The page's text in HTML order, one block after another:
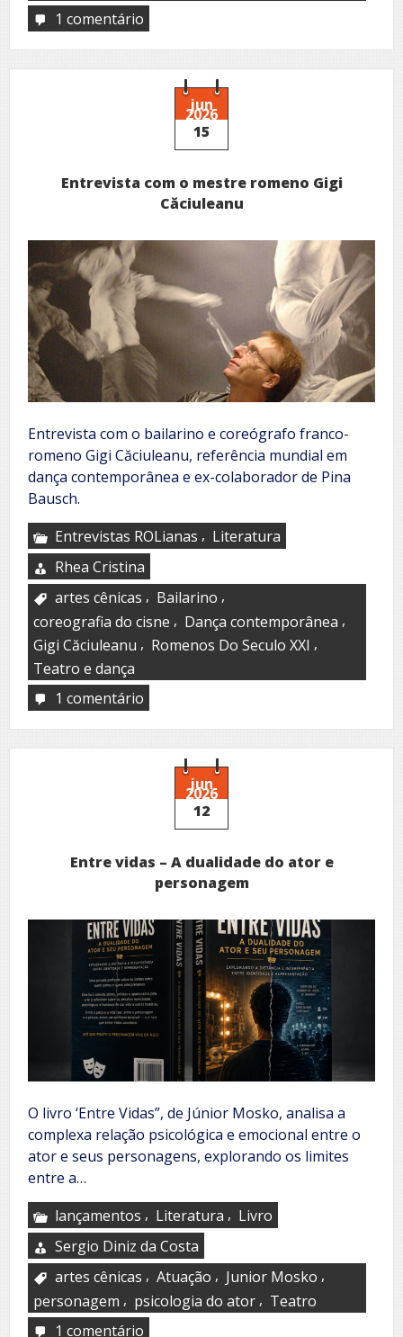
1 comentário
o
Paraíso
Escondido
jun
2026
15
Entrevista com o mestre romeno Gigi
Căciuleanu
Entrevista com o bailarino e coreógrafo franco-
romeno Gigi Căciuleanu, referência mundial em
dança contemporânea e ex-colaborador de Pina
Bausch.
Entrevistas ROLianas , Literatura
Rhea Cristina
artes cênicas , Bailarino ,
coreografia do cisne , Dança contemporânea ,
Gigi Căciuleanu , Romenos Do Seculo XXI ,
Teatro e dança
1 comentário
com
o
mestre
romeno
Căciuleanu
jun
2026
12
Entre vidas – A dualidade do ator e
personagem
O livro ‘Entre Vidas”, de Júnior Mosko, analisa a
complexa relação psicológica e emocional entre o
ator e seus personagens, explorando os limites
entre a…
lançamentos , Literatura , Livro
Sergio Diniz da Costa
artes cênicas , Atuação , Junior Mosko ,
personagem , psicologia do ator , Teatro
1 comentário